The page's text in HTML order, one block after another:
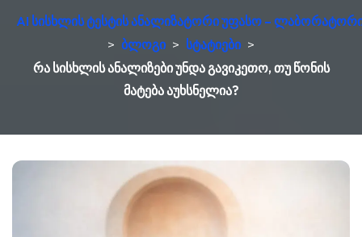
AI სისხლის ტესტის ანალიზატორი უფასო –
> ბლოგი > სტატიები >
რა სისხლის ანალიზები უნდა გავიკეთო, თუ წონის
მატება აუხსნელია?